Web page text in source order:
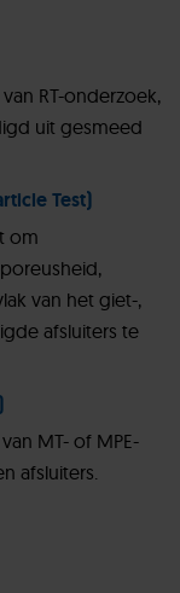
RT-onderzoek,
uit gesmeed
Test)
om
van het giet-,
afsluiters te
MT- of MPE-
afsluiters.